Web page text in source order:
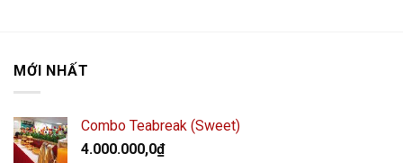
MỚI NHẤT
Combo Teabreak (Sweet)
4.000.000,0₫